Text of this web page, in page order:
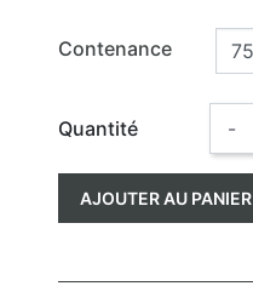
Contenance
Quantité -
AJOUTER AU PANIER